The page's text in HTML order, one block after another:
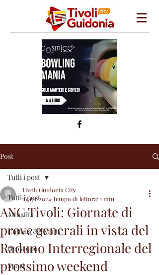
Post
Tutti i post
Attualità
Cultura & Eventi
Oroscopo
Sport
Tutti i post
ANC Tivoli: Giornate di
prove generali in vista del
Raduno Interregionale del
prossimo weekend
Tivoli Guidonia City
16 apr 2024Tempo di lettura: 1 min